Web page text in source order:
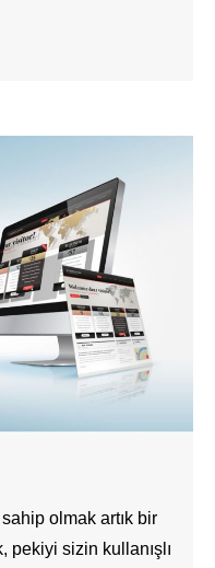
olmak artık bir
pekiyi sizin kullanışlı